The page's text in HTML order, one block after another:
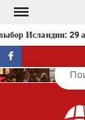
Перейти
содержимому
Исландии: 29
facebook
Поиск